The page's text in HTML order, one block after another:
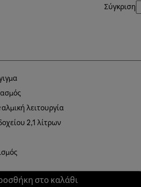
Σύγκριση
λειτουργία
2,1 λίτρων
στο καλάθι